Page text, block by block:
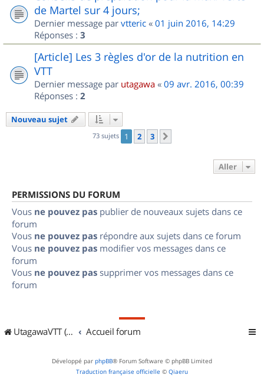
de Martel sur 4 jours;
Dernier message par vtteric « 01 juin 2016, 14:29
Réponses : 3
[Article] Les 3 règles d'or de la nutrition en
VTT
Dernier message par utagawa « 09 avr. 2016, 00:39
Réponses : 2
Nouveau sujet
73 sujets 1 2 3
Aller
PERMISSIONS DU FORUM
Vous ne pouvez pas publier de nouveaux sujets dans ce
forum
Vous ne pouvez pas répondre aux sujets dans ce forum
Vous ne pouvez pas modifier vos messages dans ce
forum
Vous ne pouvez pas supprimer vos messages dans ce
forum
UtagawaVTT (Randos VTT et VTTAE avec traces GPS) Accueil forum
Développé par phpBB® Forum Software © phpBB Limited
Traduction française officielle © Qiaeru